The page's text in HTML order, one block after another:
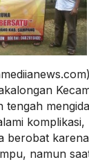
tengah
berobat
namun